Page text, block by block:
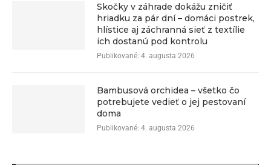
Skočky v záhrade dokážu zničiť
hriadku za pár dní – domáci postrek,
hlístice aj záchranná sieť z textílie
ich dostanú pod kontrolu
Publikované: 4. augusta 2026
Bambusová orchidea – všetko čo
potrebujete vedieť o jej pestovaní
doma
Publikované: 4. augusta 2026